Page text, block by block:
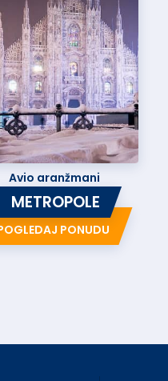
Avio aranžmani
METROPOLE
PONUDU